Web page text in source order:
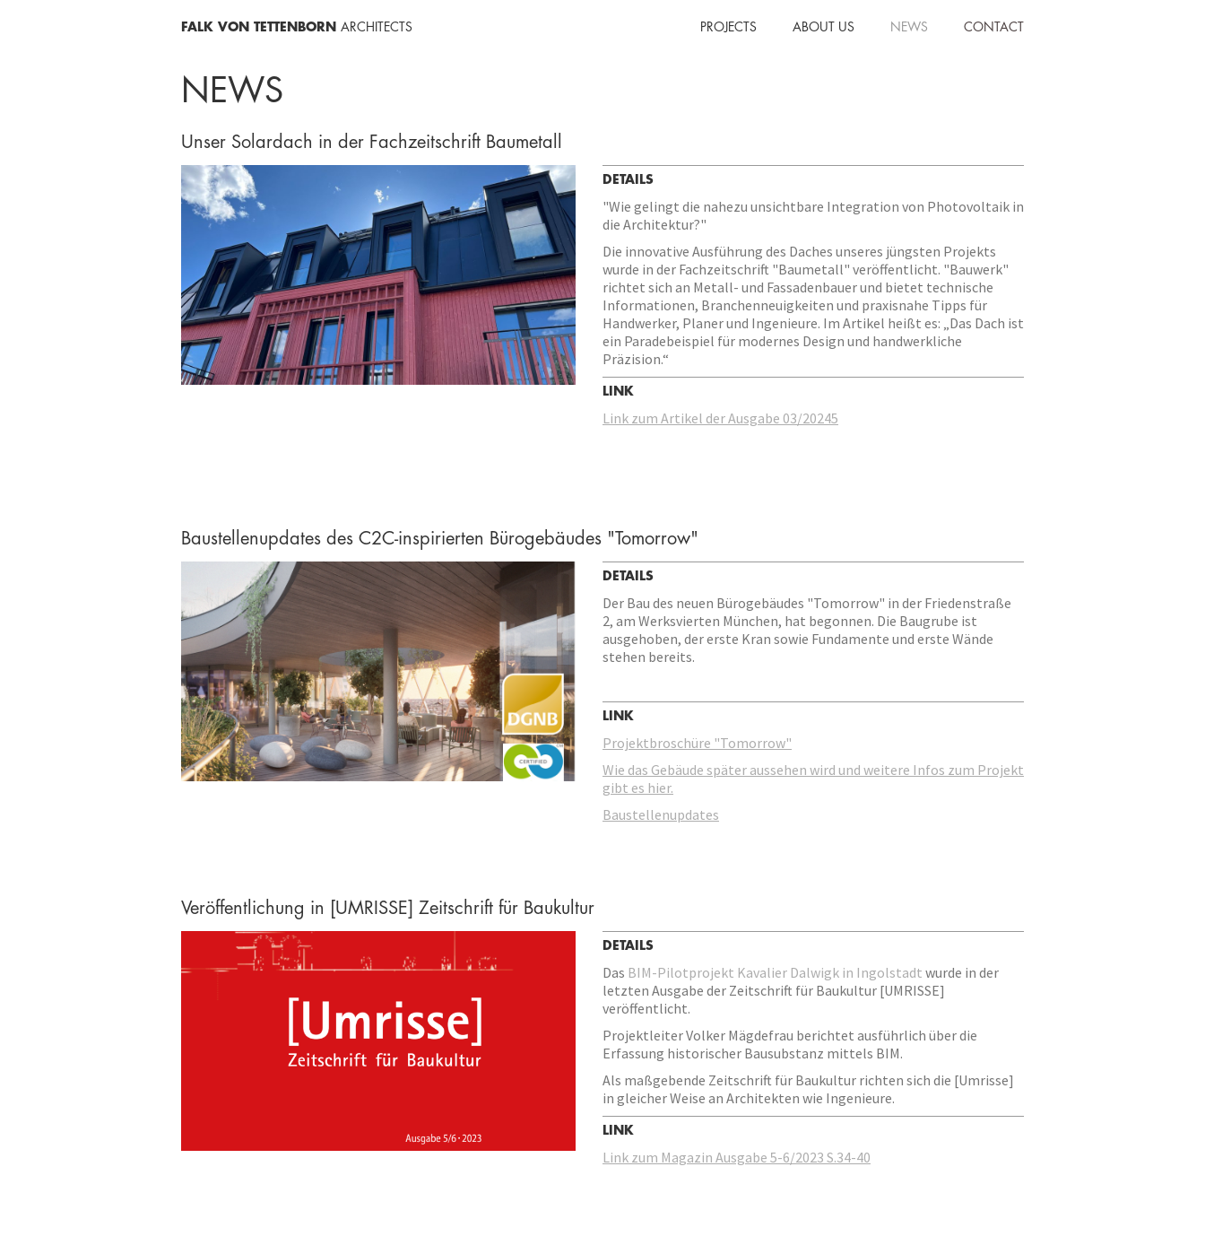
FALK VON TETTENBORN ARCHITECTS PROJECTS ABOUT US NEWS CONTACT
NEWS
Unser Solardach in der Fachzeitschrift Baumetall
DETAILS
"Wie gelingt die nahezu unsichtbare Integration von Photovoltaik in
die Architektur?"
Die innovative Ausführung des Daches unseres jüngsten Projekts
wurde in der Fachzeitschrift "Baumetall" veröffentlicht. "Bauwerk"
richtet sich an Metall- und Fassadenbauer und bietet technische
Informationen, Branchenneuigkeiten und praxisnahe Tipps für
Handwerker, Planer und Ingenieure. Im Artikel heißt es: „Das Dach ist
ein Paradebeispiel für modernes Design und handwerkliche
Präzision.“
LINK
Link zum Artikel der Ausgabe 03/20245
Baustellenupdates des C2C-inspirierten Bürogebäudes "Tomorrow"
DETAILS
Der Bau des neuen Bürogebäudes "Tomorrow" in der Friedenstraße
2, am Werksvierten München, hat begonnen. Die Baugrube ist
ausgehoben, der erste Kran sowie Fundamente und erste Wände
stehen bereits.
LINK
Projektbroschüre "Tomorrow"
Wie das Gebäude später aussehen wird und weitere Infos zum Projekt
gibt es hier.
Baustellenupdates
Veröffentlichung in [UMRISSE] Zeitschrift für Baukultur
DETAILS
Das BIM-Pilotprojekt Kavalier Dalwigk in Ingolstadt wurde in der
letzten Ausgabe der Zeitschrift für Baukultur [UMRISSE]
veröffentlicht.
Projektleiter Volker Mägdefrau berichtet ausführlich über die
Erfassung historischer Bausubstanz mittels BIM.
Als maßgebende Zeitschrift für Baukultur richten sich die [Umrisse]
in gleicher Weise an Architekten wie Ingenieure.
LINK
Link zum Magazin Ausgabe 5-6/2023 S.34-40